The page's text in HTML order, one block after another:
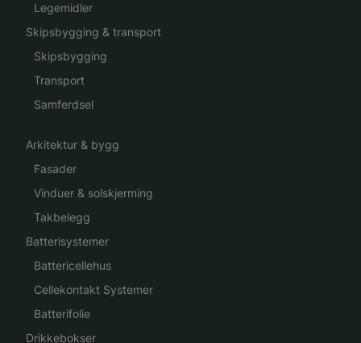
Legemidler
Skipsbygging & transport
Skipsbygging
Transport
Samferdsel
Arkitektur & bygg
Fasader
Vinduer & solskjerming
Takbelegg
Batterisystemer
Battericellehus
Cellekontakt Systemer
Batterifolie
Drikkebokser